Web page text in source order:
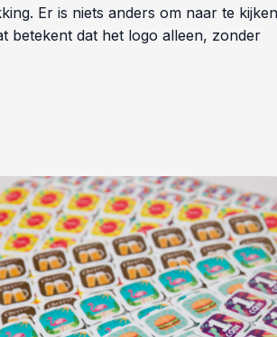
Er is niets anders om naar te
betekent dat het logo alleen, zonder